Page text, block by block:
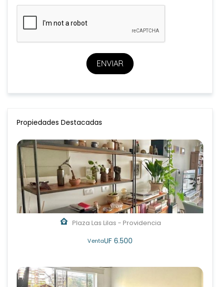
ENVIAR
Propiedades Destacadas
Plaza Las Lilas - Providencia
VentaUF 6.500